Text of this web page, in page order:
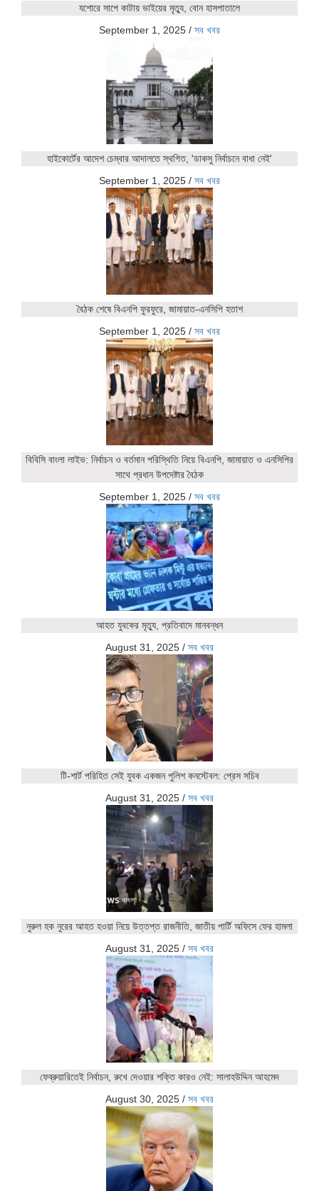
যশোরে সাপে কাটায় ভাইয়ের মৃত্যু, বোন হাসপাতালে
September 1, 2025 / সব খবর
হাইকোর্টের আদেশ চেম্বার আদালতে স্থগিত, 'ডাকসু নির্বাচনে বাধা নেই'
September 1, 2025 / সব খবর
বৈঠক শেষে বিএনপি ফুরফুরে, জামায়াত-এনসিপি হতাশ
September 1, 2025 / সব খবর
বিবিসি বাংলা লাইভ: নির্বাচন ও বর্তমান পরিস্থিতি নিয়ে বিএনপি, জামায়াত ও এনসিপির
সাথে প্রধান উপদেষ্টার বৈঠক
September 1, 2025 / সব খবর
আহত যুবকের মৃত্যু, প্রতিবাদে মানবন্ধন
August 31, 2025 / সব খবর
টি-শার্ট পরিহিত সেই যুবক একজন পুলিশ কনস্টেবল: প্রেস সচিব
August 31, 2025 / সব খবর
নুরুল হক নুরের আহত হওয়া নিয়ে উত্তপ্ত রাজনীতি, জাতীয় পার্টি অফিসে ফের হামলা
August 31, 2025 / সব খবর
ফেব্রুয়ারিতেই নির্বাচন, রুখে দেওয়ার শক্তি কারও নেই: সালাহউদ্দিন আহমেদ
August 30, 2025 / সব খবর